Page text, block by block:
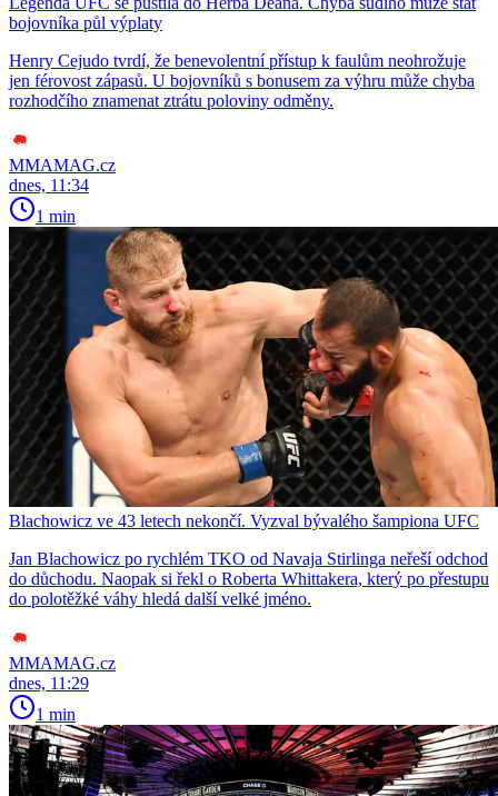
bojovníka půl výplaty
Henry Cejudo tvrdí, že benevolentní přístup k faulům neohrožuje
jen férovost zápasů. U bojovníků s bonusem za výhru může chyba
rozhodčího znamenat ztrátu poloviny odměny.
MMAMAG.cz
dnes, 11:34
1 min
Blachowicz ve 43 letech nekončí. Vyzval bývalého šampiona UFC
Jan Blachowicz po rychlém TKO od Navaja Stirlinga neřeší odchod
do důchodu. Naopak si řekl o Roberta Whittakera, který po přestupu
do polotěžké váhy hledá další velké jméno.
MMAMAG.cz
dnes, 11:29
1 min